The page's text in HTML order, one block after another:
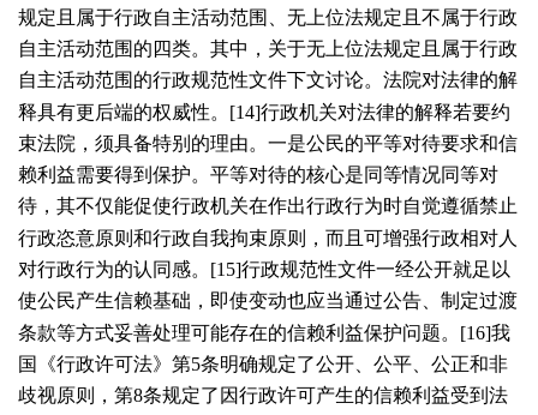
规定且属于行政自主活动范围、无上位法规定且不属于行政
自主活动范围的四类。其中，关于无上位法规定且属于行政
自主活动范围的行政规范性文件下文讨论。法院对法律的解
释具有更后端的权威性。[14]行政机关对法律的解释若要约
束法院，须具备特别的理由。一是公民的平等对待要求和信
赖利益需要得到保护。平等对待的核心是同等情况同等对
待，其不仅能促使行政机关在作出行政行为时自觉遵循禁止
行政恣意原则和行政自我拘束原则，而且可增强行政相对人
对行政行为的认同感。[15]行政规范性文件一经公开就足以
使公民产生信赖基础，即使变动也应当通过公告、制定过渡
条款等方式妥善处理可能存在的信赖利益保护问题。[16]我
国《行政许可法》第5条明确规定了公开、公平、公正和非
歧视原则，第8条规定了因行政许可产生的信赖利益受到法